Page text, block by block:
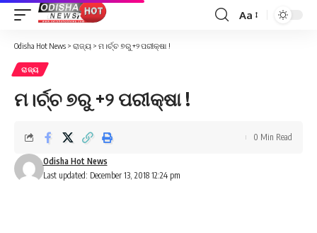
Font
Aa
Odisha Hot News > ରାଜ୍ୟ > ମ।ର୍ଚ୍ଚ ୭ରୁ +୨ ପରୀକ୍ଷା !
ରାଜ୍ୟ
ମ।ର୍ଚ୍ଚ ୭ରୁ +୨ ପରୀକ୍ଷା !
Last updated: December 13, 2018 12:24 pm
Odisha Hot News
0 Min Read